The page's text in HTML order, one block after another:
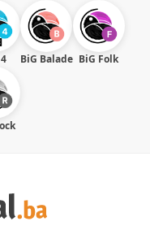
BiG Balade BiG Folk